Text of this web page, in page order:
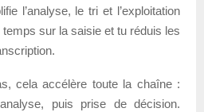
l’analyse, le tri et l’exploitation
sur la saisie et tu réduis les
cela accélère toute la chaîne :
puis prise de décision.